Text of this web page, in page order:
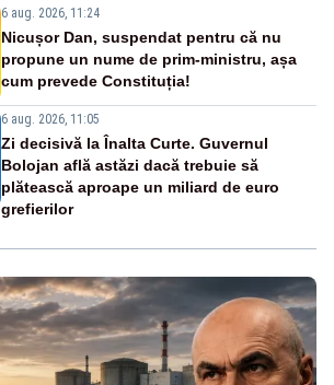
6 aug. 2026, 11:24
Nicușor Dan, suspendat pentru că nu
propune un nume de prim-ministru, așa
cum prevede Constituția!
6 aug. 2026, 11:05
Zi decisivă la Înalta Curte. Guvernul
Bolojan află astăzi dacă trebuie să
plătească aproape un miliard de euro
grefierilor